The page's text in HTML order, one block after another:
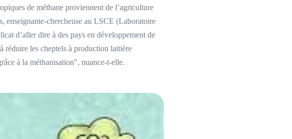
de méthane proviennent de l’agriculture
chercheuse au LSCE (Laboratoire
d’aller dire à des pays en développement de
réduire les cheptels à production laitière
à la méthanisation", nuance-t-elle.